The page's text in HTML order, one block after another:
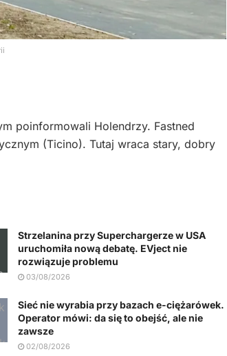
poinformowali Holendrzy. Fastned
(Ticino). Tutaj wraca stary, dobry
Strzelanina przy Superchargerze w USA
uruchomiła nową debatę. EVject nie
rozwiązuje problemu
03/08/2026
Sieć nie wyrabia przy bazach e-ciężarówek.
Operator mówi: da się to obejść, ale nie
zawsze
02/08/2026